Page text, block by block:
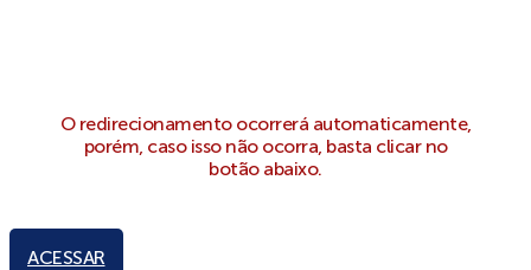
O redirecionamento ocorrerá automaticamente,
porém, caso isso não ocorra, basta clicar no
botão abaixo.
ACESSAR